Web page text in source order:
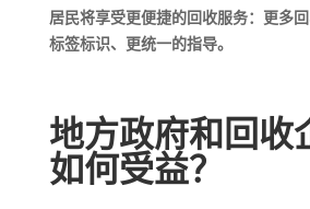
居民将享受更便捷的回收服务：更多
标签标识、更统一的指导。
地方政府和回收
如何受益？